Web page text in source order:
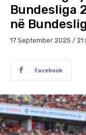
Bundesliga
në
17 September 2025 /
Facebook